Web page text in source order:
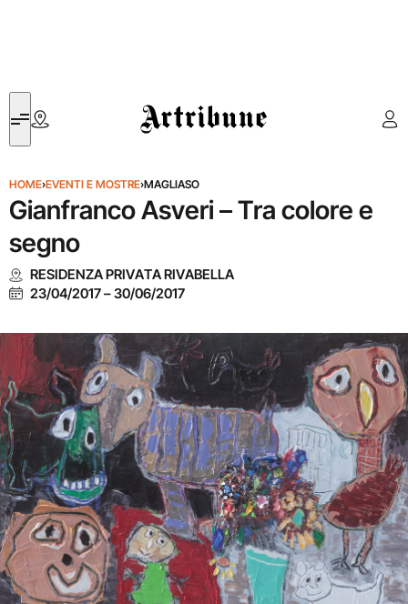
Artribune
HOME›EVENTI E MOSTRE›MAGLIASO
Gianfranco Asveri – Tra colore e
segno
RESIDENZA PRIVATA RIVABELLA
23/04/2017–30/06/2017